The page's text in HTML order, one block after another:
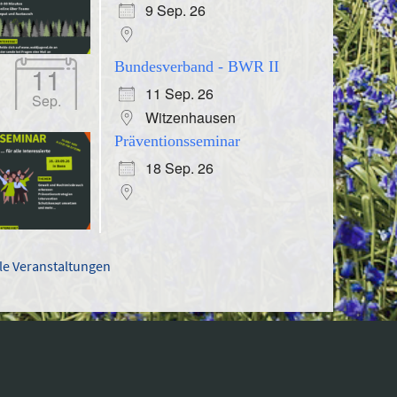
9 Sep. 26
11
Sep.
Bundesverband - BWR II
11 Sep. 26
Witzenhausen
Präventionsseminar
18 Sep. 26
Veranstaltungen